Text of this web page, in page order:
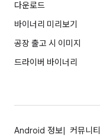
다운로드
바이너리 미리보기
공장 출고 시 이미지
드라이버 바이너리
Android 정보 커뮤니티